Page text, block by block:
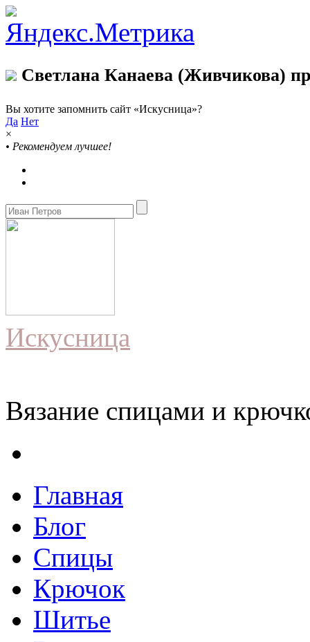
Светлана Канаева (Живчикова)
Вы хотите запомнить сайт «Искусница»?
Да Нет
×
• Рекомендуем лучшее!
Искусница
Вязание спицами и
Главная
Блог
Спицы
Крючок
Шитье